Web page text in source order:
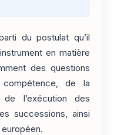
du postulat qu’il
en matière
des questions
de la
l’exécution des
successions, ainsi